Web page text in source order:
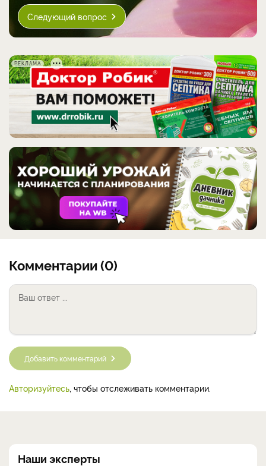
Следующий вопрос
РЕКЛАМА
Комментарии (0)
Добавить комментарий
Авторизуйтесь , чтобы отслеживать комментарии.
Наши эксперты